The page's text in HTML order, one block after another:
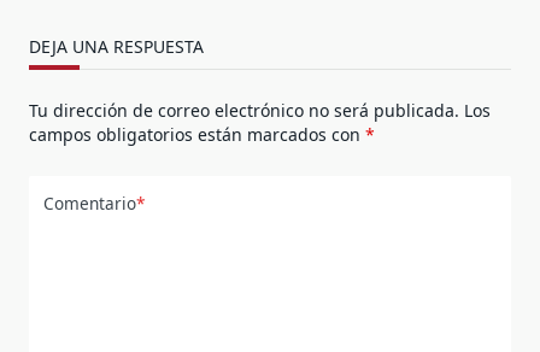
text">Página</span>
DEJA UNA RESPUESTA
Tu dirección de correo electrónico no será publicada. Los
campos obligatorios están marcados con *
Comentario*